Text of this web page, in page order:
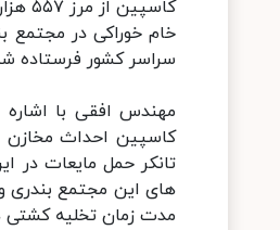
خام خوراکی در مجتمع
سراسر کشور فرستاده
کاسپین احداث مخازن
تانکر حمل مایعات در
های این مجتمع بندری
مدت زمان تخلیه